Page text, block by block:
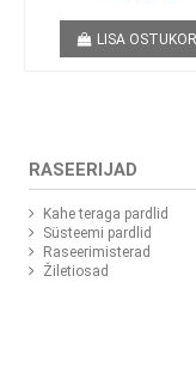
LISA
RASEERIJAD
Kahe teraga pardlid
Süsteemi pardlid
Raseerimisterad
Žiletiosad